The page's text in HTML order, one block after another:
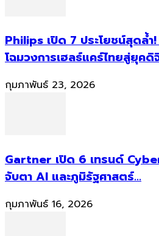
Philips เปิด 7 ประโยชน์สุดล้ำ
โฉมวงการเฮลธ์แคร์ไทยสู่ยุคดิ
กุมภาพันธ์ 23, 2026
Gartner เปิด 6 เทรนด์
จับตา AI และภูมิรัฐศาสตร์...
กุมภาพันธ์ 16, 2026